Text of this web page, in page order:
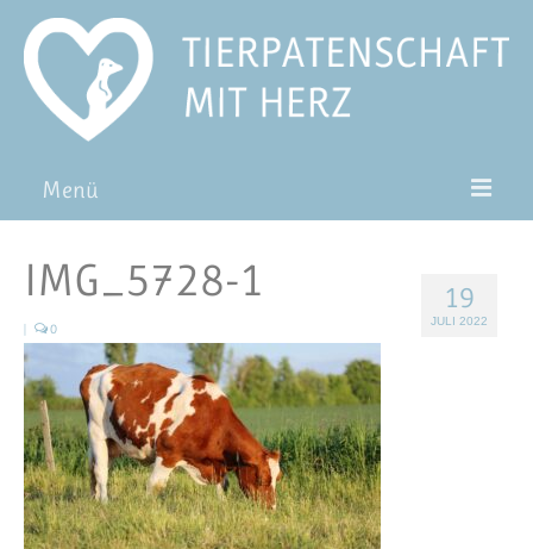
Menü
Pat*in werden
Patenschaft verschenken
Blog
FAQ
19
JULI 2022
IMG_5728-1
| 0